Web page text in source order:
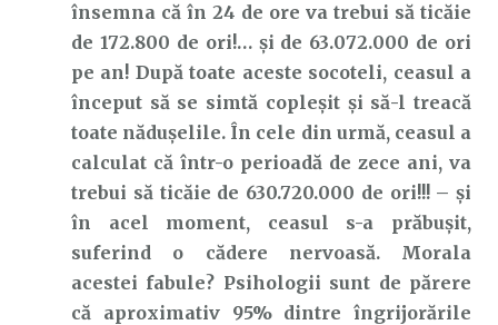
însemna că în 24 de ore va trebui să ticăie
de 172.800 de ori!… și de 63.072.000 de ori
pe an! După toate aceste socoteli, ceasul a
început să se simtă copleșit și să-l treacă
toate nădușelile. În cele din urmă, ceasul a
calculat că într-o perioadă de zece ani, va
trebui să ticăie de 630.720.000 de ori!!! – și
în acel moment, ceasul s-a prăbușit,
suferind o cădere nervoasă. Morala
acestei fabule? Psihologii sunt de părere
că aproximativ 95% dintre îngrijorările